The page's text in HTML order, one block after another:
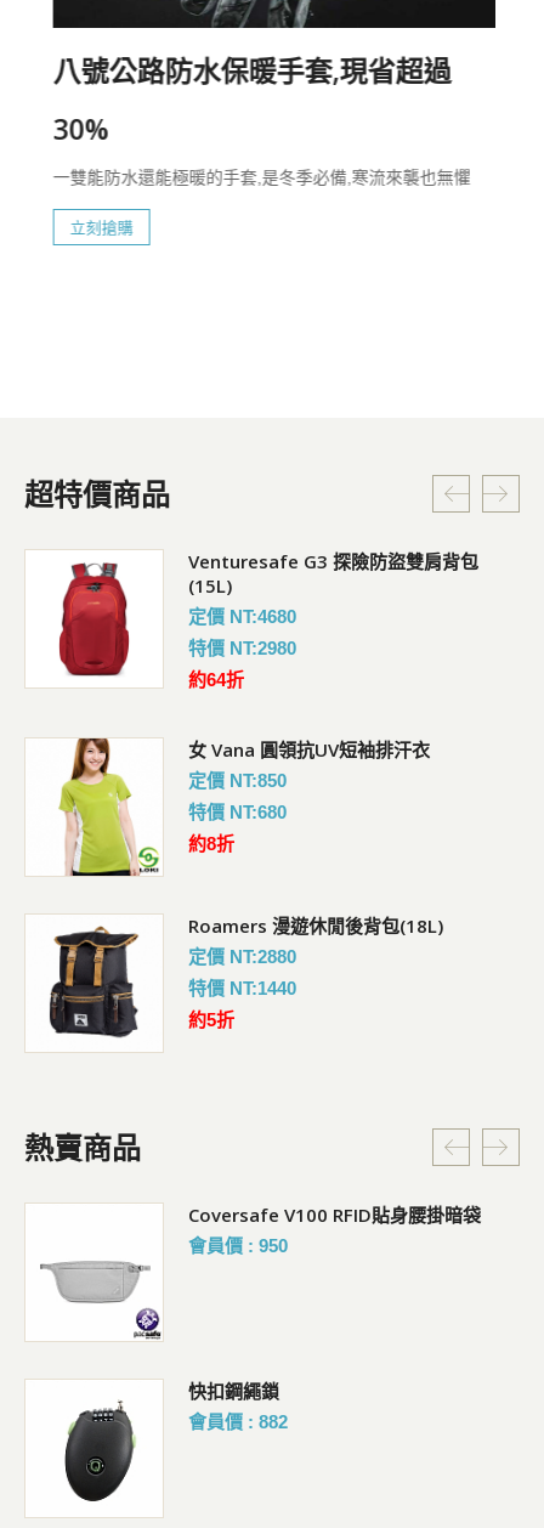
八號公路防水保暖手套,現省超過
30%
一雙能防水還能極暖的手套,是冬季必備,寒流來襲也無懼
立刻搶購
超特價商品
Venturesafe G3 探險防盜雙肩背包
(15L)
定價 NT:4680
特價 NT:2980
約64折
女 Vana 圓領抗UV短袖排汗衣
定價 NT:850
特價 NT:680
約8折
Roamers 漫遊休閒後背包(18L)
定價 NT:2880
特價 NT:1440
約5折
超輕三節式健行登山杖(2入)
定價 NT:3760
特價 NT:2480
約66折
Venturesafe G3 探險防盜雙肩後背包
(28L)
定價 NT:5980
特價 NT:3980
約66折
抗UV遮陽休閒帽(臉/肩頸部防曬設計)
定價 NT:850
特價 NT:590
約69折
熱賣商品
Coversafe V100 RFID貼身腰掛暗袋
會員價 : 950
快扣鋼繩鎖
會員價 : 882